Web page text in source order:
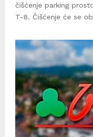
čišćenje parking
T-8. Čišćenje će se